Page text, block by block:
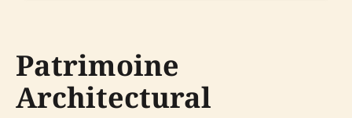
Patrimoine
Architectural